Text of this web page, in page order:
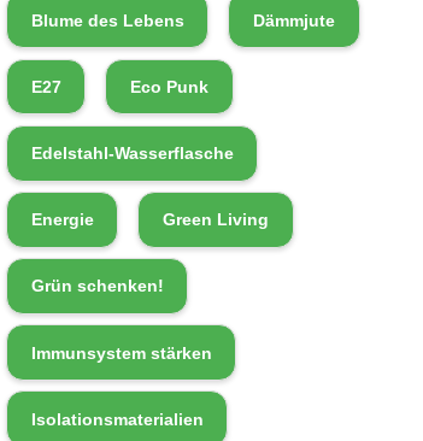
Blume des Lebens Dämmjute
E27 Eco Punk
Edelstahl-Wasserflasche
Energie Green Living
Grün schenken!
Immunsystem stärken
Isolationsmaterialien